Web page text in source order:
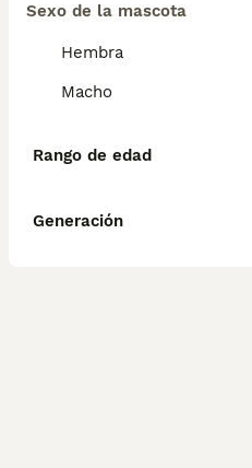
Sexo de la mascota
Hembra
Macho
Rango de edad
Generación